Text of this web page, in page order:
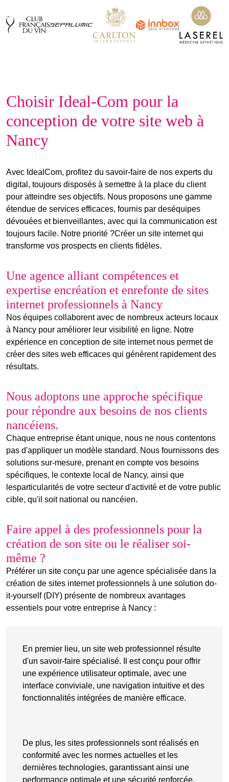
Choisir Ideal-Com pour la
conception de votre site web à
Nancy
Avec IdealCom, profitez du savoir-faire de nos experts du
digital , toujours disposés à semettre à la place du client
pour atteindre ses objectifs. Nous proposons une gamme
étendue de services efficaces, fournis par deséquipes
dévouées et bienveillantes, avec qui la communication est
toujours facile. Notre priorité ?Créer un site internetqui
transforme vos prospects en clients fidèles.
Une agence alliant compétences et
expertise encréation et enrefonte de sites
internet professionnels à Nancy
Nos équipes collaborent avec de nombreux acteurs locaux
à Nancy pour améliorer leur visibilité en ligne. Notre
expérience en conception de site internetnous permet de
créer des sites web efficaces qui génèrent rapidement des
résultats.
Nous adoptons une approche spécifique
pour répondre aux besoins de nos clients
nancéiens.
Chaque entreprise étant unique, nous ne nous contentons
pas d'appliquer un modèle standard. Nous fournissons des
solutions sur-mesure, prenant en compte vos besoins
spécifiques, le contexte local de Nancy, ainsi que
lesparticularités de votre secteur d'activité et de votre public
cible, qu'il soit national ou nancéien.
Faire appel à des professionnels pour la
création de son site ou le réaliser soi-
même ?
Préférer un site conçu par une agence spécialisée dans la
création de sites internet professionnels à une solution do-
it-yourself (DIY) présente de nombreux avantages
essentiels pour votre entreprise à Nancy :
En premier lieu, un site web professionnel résulte
d'un savoir-faire spécialisé. Il est conçu pour offrir
une expérience utilisateur optimale, avec une
interface conviviale, une navigation intuitive et des
fonctionnalités intégrées de manière efficace.
De plus, les sites professionnels sont réalisés en
conformité avec les normes actuelles et les
dernières technologies, garantissant ainsi une
performance optimale et une sécurité renforcée.